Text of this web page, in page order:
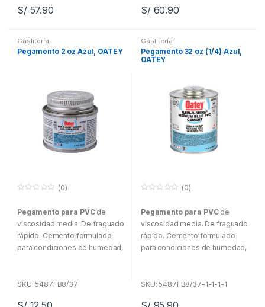
tiempo de secado.
de tuberías y PVC de hasta a
150 mm con ajuste de
drenaje, evacuación y
ventilación. Ideal para
conexiones de tubería de agua
S/57.90
Almacenar y utilizar a
de agua caliente y fría.
Trabajos en seco.
S/60.90
Gasfitería
Pegamento 2 oz Azul, OATEY
u
r
a
d
e
(0)
Pegamento para PVC de
viscosidad media. De fraguado
rápido. Cemento formulado
para condiciones de humedad,
irrigación residencial y
SKU: 5487FB8/37
Gasfitería
Pegamento 32 oz (1/4) Azul,
OATEY
u
r
a
d
e
(0)
Pegamento para PVC de
viscosidad media. De fraguado
rápido. Cemento formulado
para condiciones de humedad,
irrigación residencial y
SKU: 5487FB8/37-1-1-1-1